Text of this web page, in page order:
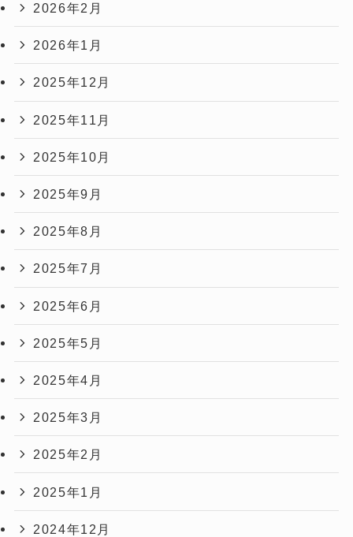
2026年2月
2026年1月
2025年12月
2025年11月
2025年10月
2025年9月
2025年8月
2025年7月
2025年6月
2025年5月
2025年4月
2025年3月
2025年2月
2025年1月
2024年12月